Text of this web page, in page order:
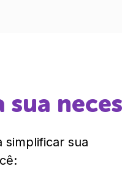
simplificar sua